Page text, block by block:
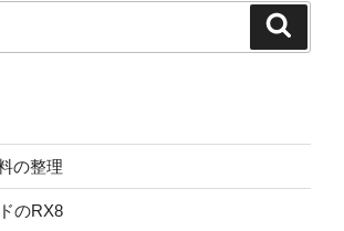
の整理
のRX8